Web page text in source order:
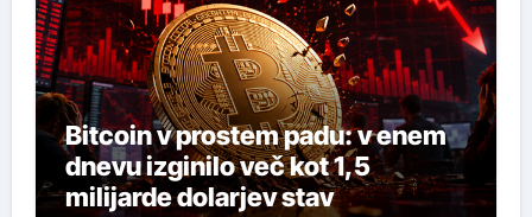
Bitcoin v prostem padu: v enem
dnevu izginilo več kot 1,5
milijarde dolarjev stav